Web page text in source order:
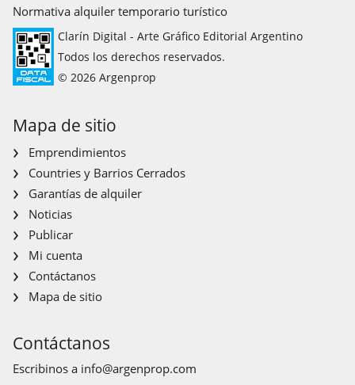
Normativa alquiler temporario turístico
Clarín Digital - Arte Gráfico Editorial Argentino
Todos los derechos reservados.
© 2026 Argenprop
Mapa de sitio
Emprendimientos
Countries y Barrios Cerrados
Garantías de alquiler
Noticias
Publicar
Mi cuenta
Contáctanos
Mapa de sitio
Contáctanos
Escribinos a info@argenprop.com